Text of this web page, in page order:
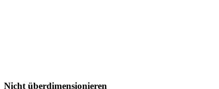
Nicht überdimensionieren